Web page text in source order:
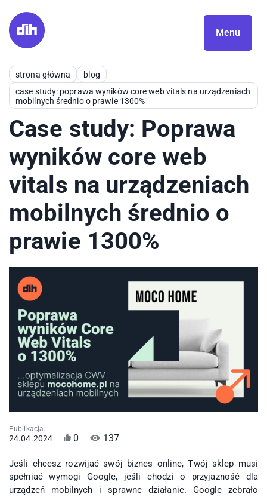
Menu
strona główna
blog
case study: poprawa wyników core web vitals na urządzeniach
mobilnych średnio o prawie 1300%
Case study: Poprawa
wyników core web
vitals na urządzeniach
mobilnych średnio o
prawie 1300%
Publikacja:
24.04.2024 0 137
Jeśli chcesz rozwijać swój biznes online, Twój sklep musi
spełniać wymogi Google, jeśli chodzi o przyjazność dla
urządzeń mobilnych i sprawne działanie. Google zebrało